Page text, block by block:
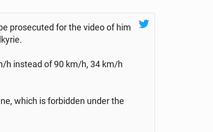
be pro­se­cu­ted for the video of him
h instead of 90 km/h, 34 km/h
which is for­bid­den under the